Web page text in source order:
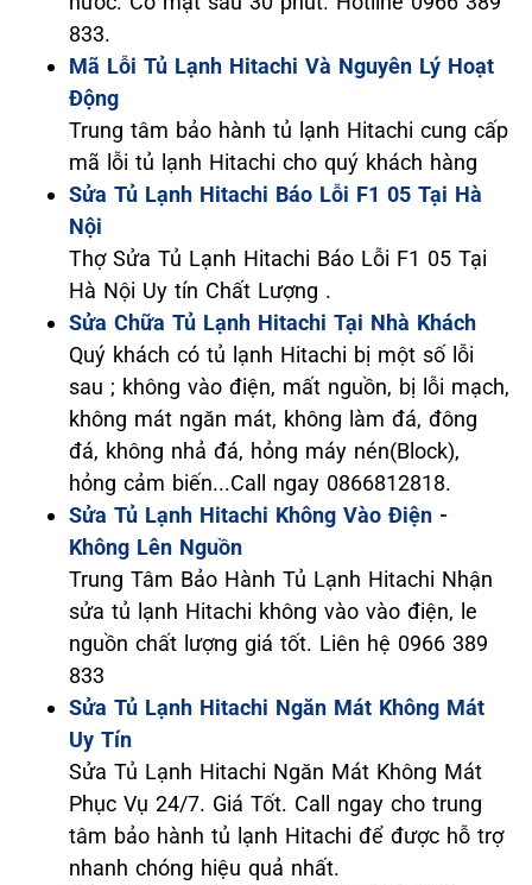
833.
Mã Lỗi Tủ Lạnh Hitachi Và Nguyên Lý Hoạt
Động
Trung tâm bảo hành tủ lạnh Hitachi cung cấp
mã lỗi tủ lạnh Hitachi cho quý khách hàng
Sửa Tủ Lạnh Hitachi Báo Lỗi F1 05 Tại Hà
Nội
Thợ Sửa Tủ Lạnh Hitachi Báo Lỗi F1 05 Tại
Hà Nội Uy tín Chất Lượng .
Sửa Chữa Tủ Lạnh Hitachi Tại Nhà Khách
Quý khách có tủ lạnh Hitachi bị một số lỗi
sau ; không vào điện, mất nguồn, bị lỗi mạch,
không mát ngăn mát, không làm đá, đông
đá, không nhả đá, hỏng máy nén(Block),
hỏng cảm biến...Call ngay 0866812818.
Sửa Tủ Lạnh Hitachi Không Vào Điện -
Không Lên Nguồn
Trung Tâm Bảo Hành Tủ Lạnh Hitachi Nhận
sửa tủ lạnh Hitachi không vào vào điện, le
nguồn chất lượng giá tốt. Liên hệ 0966 389
833
Sửa Tủ Lạnh Hitachi Ngăn Mát Không Mát
Uy Tín
Sửa Tủ Lạnh Hitachi Ngăn Mát Không Mát
Phục Vụ 24/7. Giá Tốt. Call ngay cho trung
tâm bảo hành tủ lạnh Hitachi để được hỗ trợ
nhanh chóng hiệu quả nhất.